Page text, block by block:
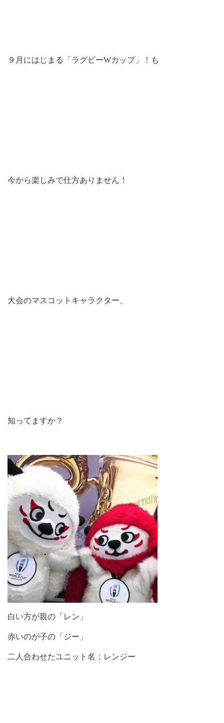
９月にはじまる「ラグビーWカップ」！も
今から楽しみで仕方ありません！
大会のマスコットキャラクター、
知ってますか？
白い方が親の「レン」
赤いのが子の「ジー」
二人合わせたユニット名：レンジー